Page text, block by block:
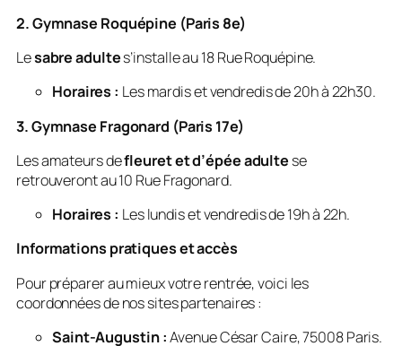
2. Gymnase Roquépine (Paris 8e)
Lesabre adultes’installe au 18 Rue Roquépine.
Horaires : Les mardis et vendredis de 20h à 22h30.
3. Gymnase Fragonard (Paris 17e)
Les amateurs defleuret et d’épée adulte se
retrouveront au 10 Rue Fragonard.
Horaires : Les lundis et vendredis de 19h à 22h.
Informations pratiques et accès
Pour préparer au mieux votre rentrée, voici les
coordonnées de nos sites partenaires :
Saint-Augustin :Avenue César Caire, 75008 Paris.